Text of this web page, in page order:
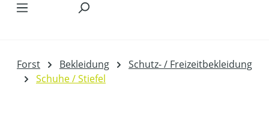
Forst Bekleidung
Schutz- / Freizeitbekleidung
Schuhe / Stiefel